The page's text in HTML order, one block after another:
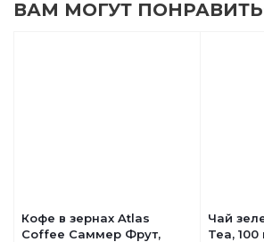
ВАМ МОГУТ
Кофе в зернах Atlas
Coffee Саммер Фрут,
Чай
Tea, 100